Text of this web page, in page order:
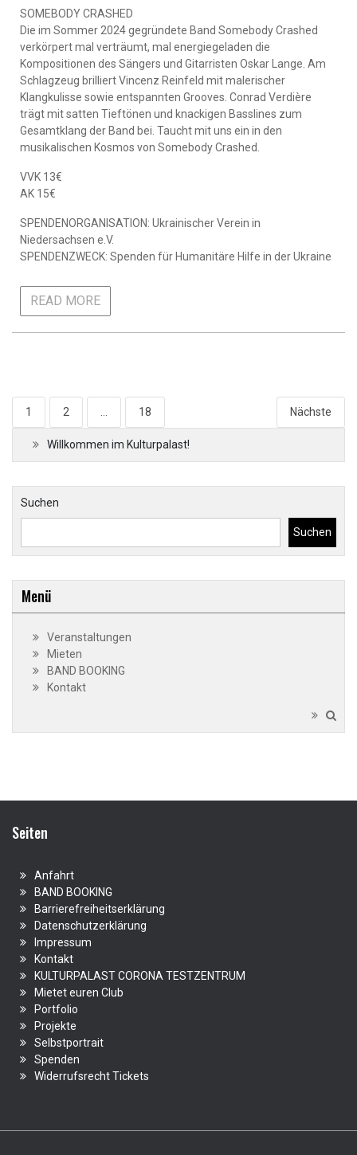
SOMEBODY CRASHED
Die im Sommer 2024 gegründete Band Somebody Crashed
verkörpert mal verträumt, mal energiegeladen die
Kompositionen des Sängers und Gitarristen Oskar Lange. Am
Schlagzeug brilliert Vincenz Reinfeld mit malerischer
Klangkulisse sowie entspannten Grooves. Conrad Verdière
trägt mit satten Tieftönen und knackigen Basslines zum
Gesamtklang der Band bei. Taucht mit uns ein in den
musikalischen Kosmos von Somebody Crashed.
VVK 13€
AK 15€
SPENDENORGANISATION: Ukrainischer Verein in
Niedersachsen e.V.
SPENDENZWECK: Spenden für Humanitäre Hilfe in der Ukraine
READ MORE
Seitennummerierung
der
Beiträge
1 2 … 18 Nächste
Willkommen im Kulturpalast!
Suchen
Suchen
Menü
Veranstaltungen
Mieten
BAND BOOKING
Kontakt
Seiten
Anfahrt
BAND BOOKING
Barrierefreiheitserklärung
Datenschutzerklärung
Impressum
Kontakt
KULTURPALAST CORONA TESTZENTRUM
Mietet euren Club
Portfolio
Projekte
Selbstportrait
Spenden
Widerrufsrecht Tickets